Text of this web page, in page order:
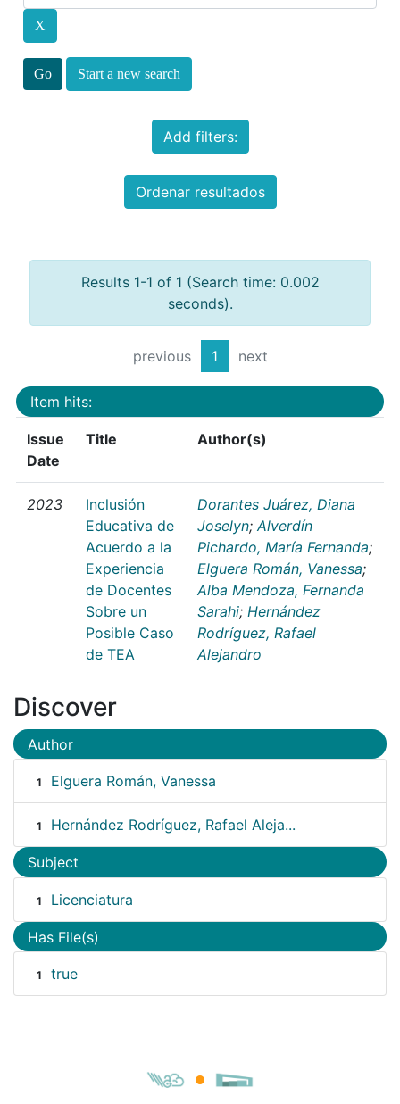
Start a new search
Add filters:
Ordenar resultados
Results 1-1 of 1 (Search time: 0.002
seconds).
previous 1 next
Item hits:
Issue
Date
Title Author(s)
2023
Inclusión
Educativa de
Acuerdo a la
Experiencia
de Docentes
Sobre un
Posible Caso
de TEA
Dorantes Juárez, Diana
Joselyn; Alverdín
Pichardo, María Fernanda;
Elguera Román, Vanessa;
Alba Mendoza, Fernanda
Sarahi; Hernández
Rodríguez, Rafael
Alejandro
Discover
Author
1 Elguera Román, Vanessa
1 Hernández Rodríguez, Rafael Aleja...
Subject
1 Licenciatura
Has File(s)
1 true